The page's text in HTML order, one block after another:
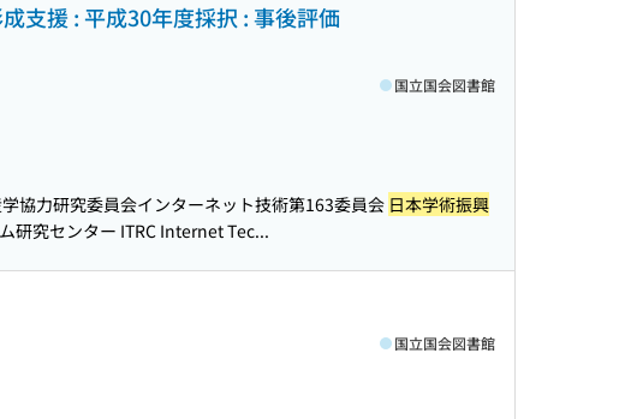
支援 : 平成30年度採択 : 事後評価
国立国会図書館
協力研究委員会インターネット技術第163委員会 日本学術振興
研究センター ITRC Internet Tec...
国立国会図書館